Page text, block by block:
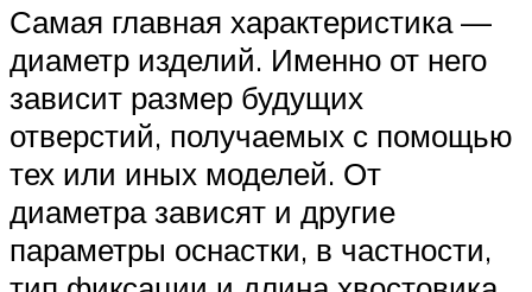
Самая главная характеристика —
диаметр изделий. Именно от него
зависит размер будущих
отверстий, получаемых с помощью
тех или иных моделей. От
диаметра зависят и другие
параметры оснастки, в частности,